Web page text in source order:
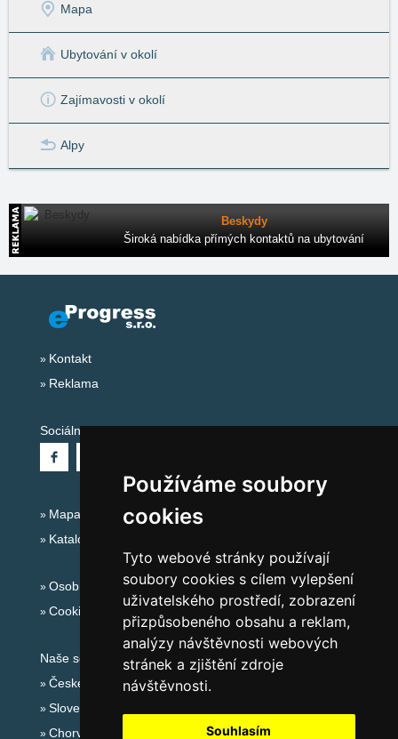
Používáme soubory
cookies
Tyto webové stránky používají
soubory cookies s cílem vylepšení
uživatelského prostředí, zobrazení
přizpůsobeného obsahu a reklam,
analýzy návštěvnosti webových
stránek a zjištění zdroje
návštěvnosti.
Souhlasím
Mapa
Ubytování v okolí
Zajímavosti v okolí
Alpy
Beskydy
Široká nabídka přímých kontaktů na ubytování
Kontakt
Reklama
Sociální sítě:
Mapa serveru Alpy - Německo
Katalog ubytování
Osobní údaje
Cookies
Naše servery:
České hory
Slovenské hory
Chorvatsko